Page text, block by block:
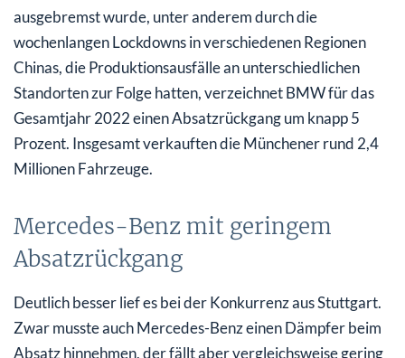
ausgebremst wurde, unter anderem durch die
wochenlangen Lockdowns in verschiedenen Regionen
Chinas, die Produktionsausfälle an unterschiedlichen
Standorten zur Folge hatten, verzeichnet BMW für das
Gesamtjahr 2022 einen Absatzrückgang um knapp 5
Prozent. Insgesamt verkauften die Münchener rund 2,4
Millionen Fahrzeuge.
Mercedes-Benz mit geringem
Absatzrückgang
Deutlich besser lief es bei der Konkurrenz aus Stuttgart.
Zwar musste auch Mercedes-Benz einen Dämpfer beim
Absatz hinnehmen, der fällt aber vergleichsweise gering